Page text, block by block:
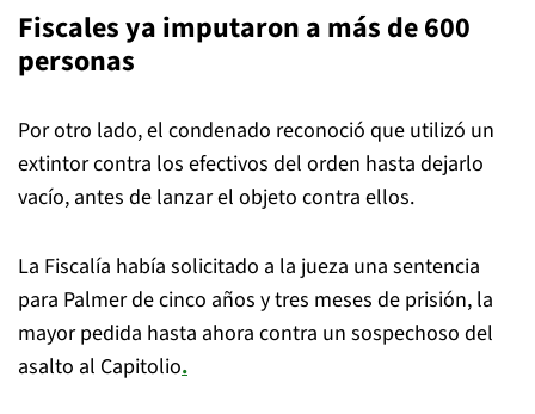
Fiscales ya imputaron a más de 600
personas
Por otro lado, el condenado reconoció que utilizó un
extintor contra los efectivos del orden hasta dejarlo
vacío, antes de lanzar el objeto contra ellos.
La Fiscalía había solicitado a la jueza una sentencia
para Palmer de cinco años y tres meses de prisión, la
mayor pedida hasta ahora contra un sospechoso del
asalto al Capitolio.